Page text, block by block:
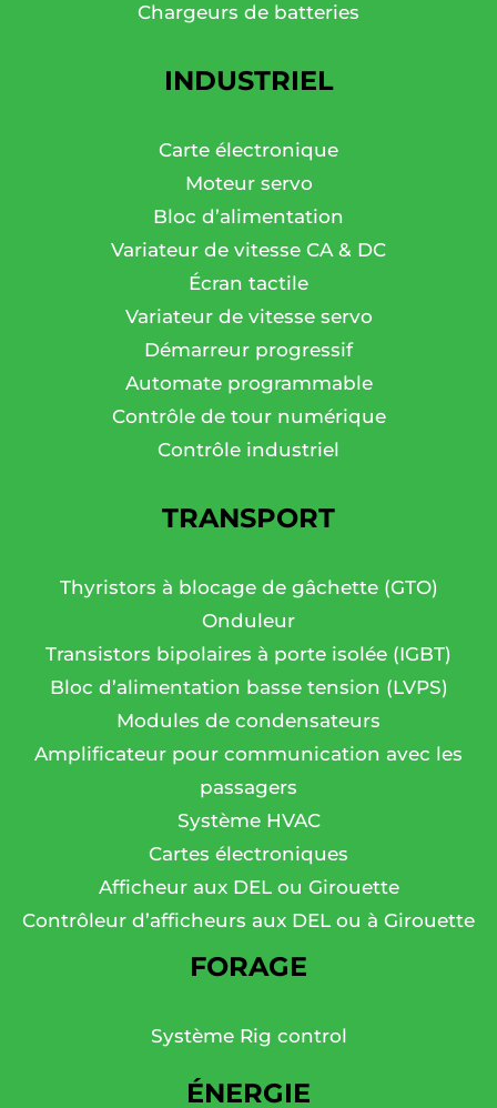
Chargeurs de batteries
INDUSTRIEL
Carte électronique
Moteur servo
Bloc d’alimentation
Variateur de vitesse CA & DC
Écran tactile
Variateur de vitesse servo
Démarreur progressif
Automate programmable
Contrôle de tour numérique
Contrôle industriel
TRANSPORT
Thyristors à blocage de gâchette (GTO)
Onduleur
Transistors bipolaires à porte isolée (IGBT)
Bloc d’alimentation basse tension (LVPS)
Modules de condensateurs
Amplificateur pour communication avec les
passagers
Système HVAC
Cartes électroniques
Afficheur aux DEL ou Girouette
Contrôleur d’afficheurs aux DEL ou à Girouette
FORAGE
Système Rig control
ÉNERGIE